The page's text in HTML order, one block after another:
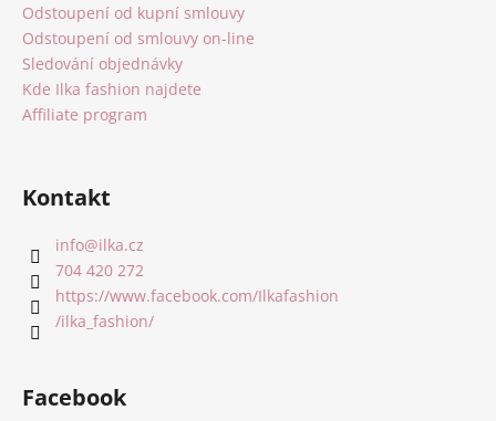
Odstoupení od kupní smlouvy
Odstoupení od smlouvy on-line
Sledování objednávky
Kde Ilka fashion najdete
Affiliate program
Kontakt
info@ilka.cz
704 420 272
https://www.facebook.com/Ilkafashion
/ilka_fashion/
Facebook